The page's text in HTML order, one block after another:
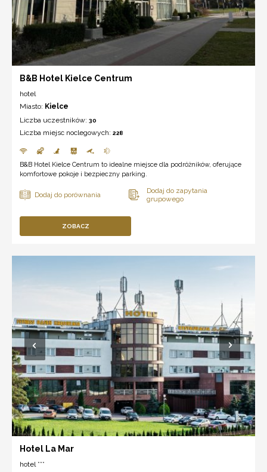
B&B Hotel Kielce Centrum
hotel
Miasto: Kielce
Liczba uczestników: 30
Liczba miejsc noclegowych: 228
B&B Hotel Kielce Centrum to idealne miejsce dla podróżników, oferujące
komfortowe pokoje i bezpieczny parking.
ZOBACZ
Hotel La Mar
hotel ***